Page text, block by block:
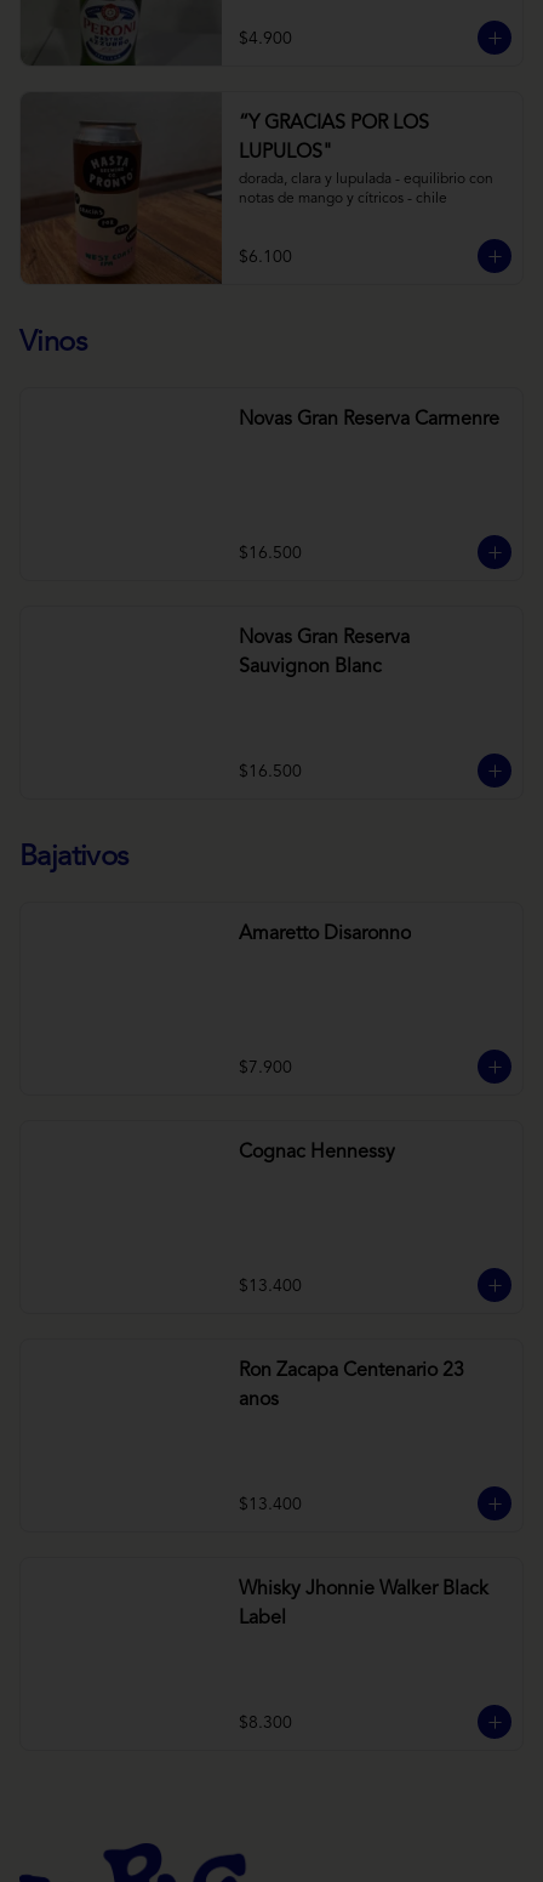
$4.900
“Y GRACIAS POR LOS
LUPULOS"
dorada, clara y lupulada - equilibrio con
notas de mango y cítricos - chile
$6.100
Vinos
Novas Gran Reserva Carmenre
$16.500
Novas Gran Reserva
Sauvignon Blanc
$16.500
Bajativos
Amaretto Disaronno
$7.900
Cognac Hennessy
$13.400
Ron Zacapa Centenario 23
anos
$13.400
Whisky Jhonnie Walker Black
Label
$8.300